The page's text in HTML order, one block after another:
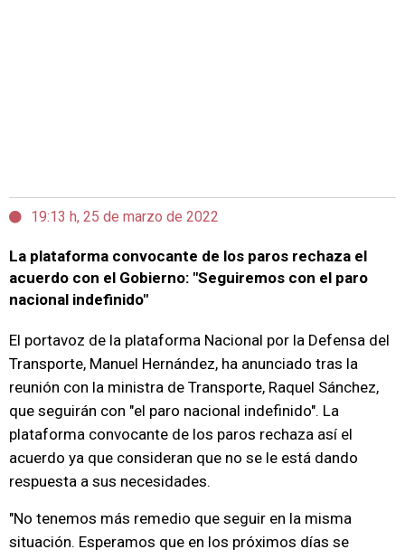
19:13 h, 25 de marzo de 2022
La plataforma convocante de los paros rechaza el
acuerdo con el Gobierno: "Seguiremos con el paro
nacional indefinido"
El portavoz de la plataforma Nacional por la Defensa del
Transporte, Manuel Hernández, ha anunciado tras la
reunión con la ministra de Transporte, Raquel Sánchez,
que seguirán con "el paro nacional indefinido". La
plataforma convocante de los paros rechaza así el
acuerdo ya que consideran que no se le está dando
respuesta a sus necesidades.
"No tenemos más remedio que seguir en la misma
situación. Esperamos que en los próximos días se